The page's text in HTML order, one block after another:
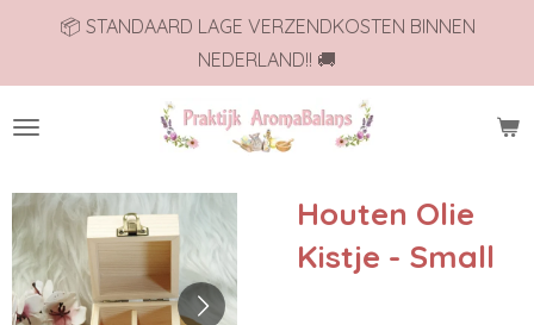
de
📦 STANDAARD LAGE VERZENDKOSTEN BINNEN
NEDERLAND!! 🚚
Houten Olie
Kistje - Small